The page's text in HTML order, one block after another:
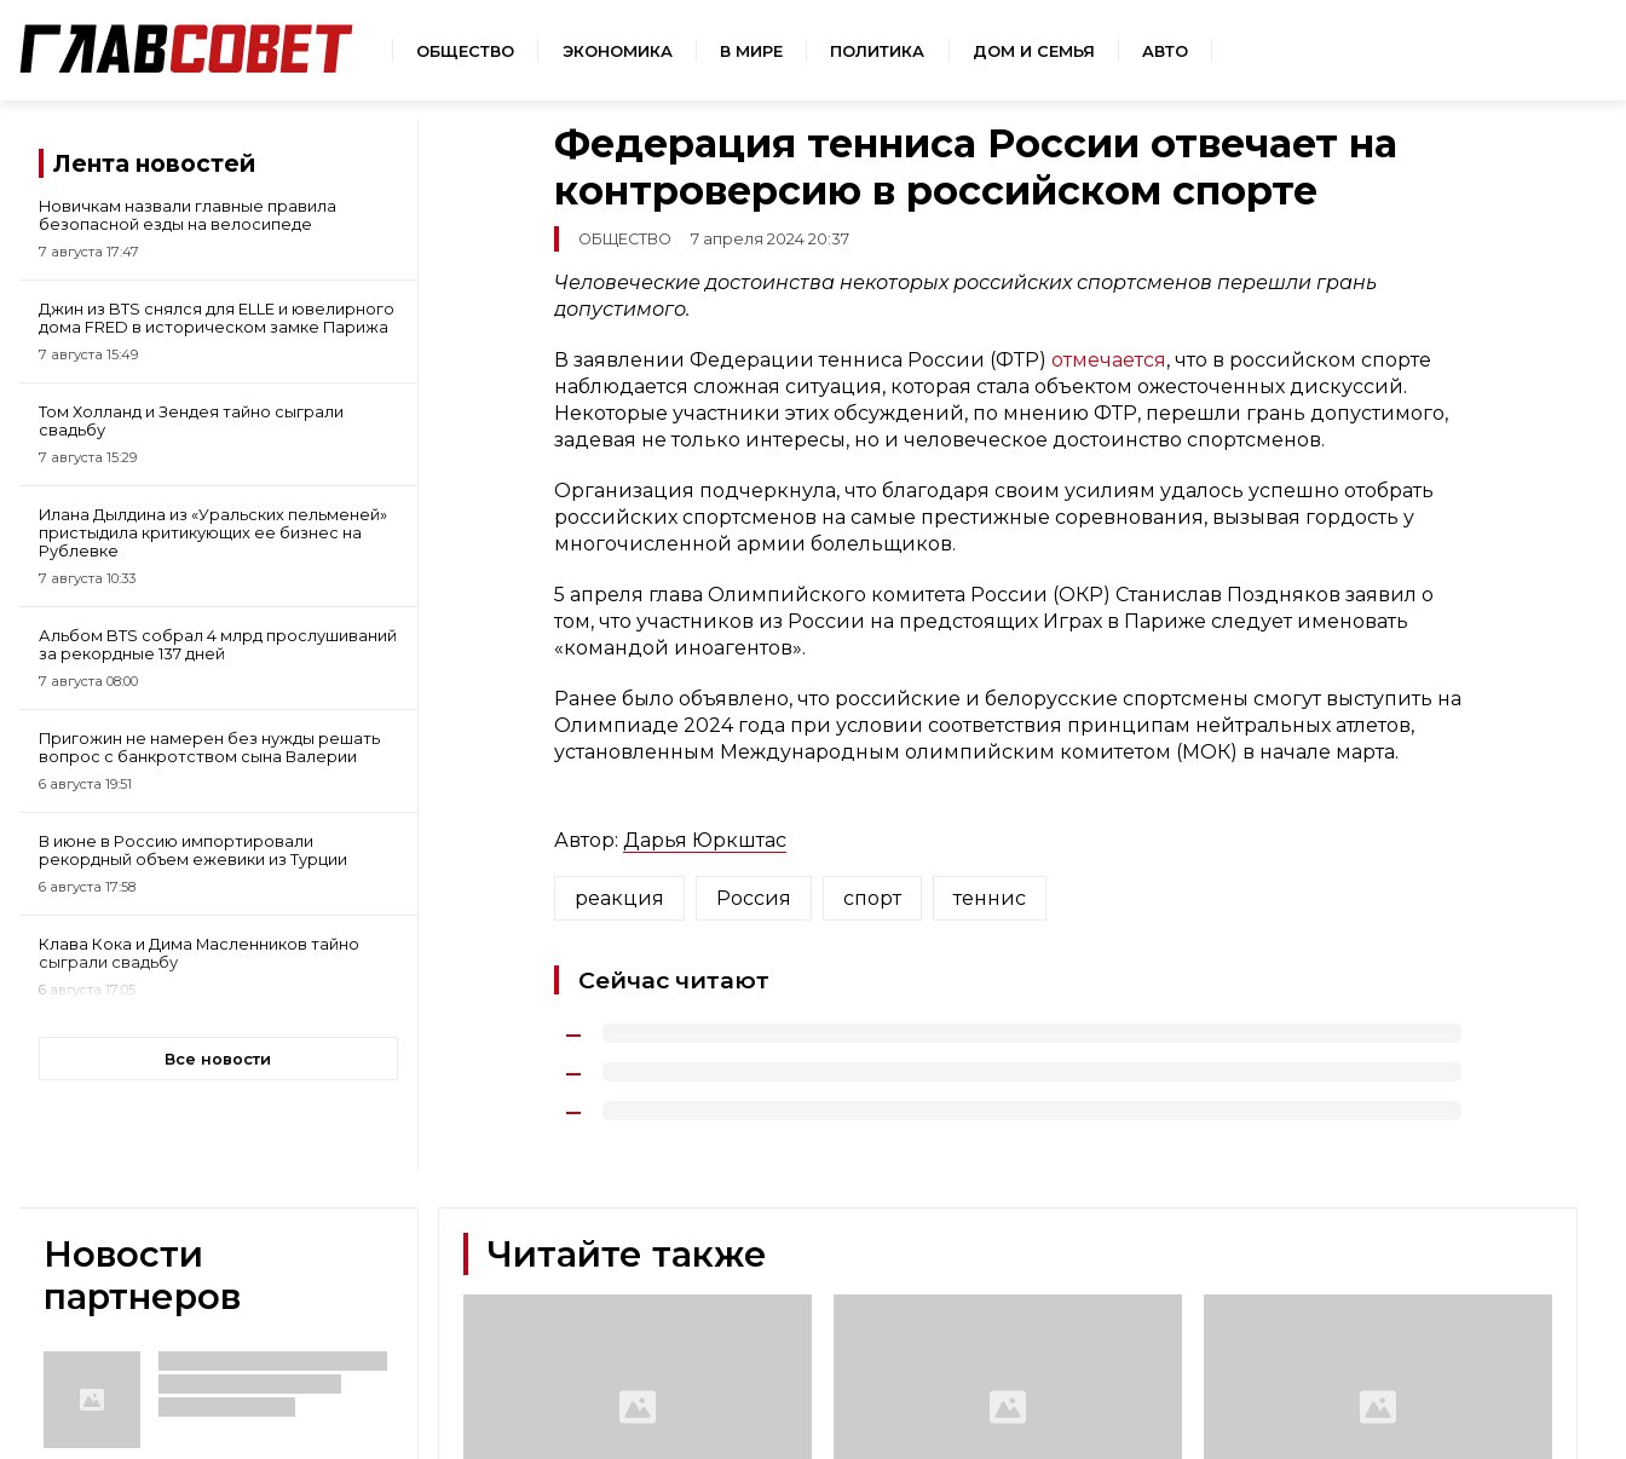
ОБЩЕСТВО ЭКОНОМИКА В МИРЕ ПОЛИТИКА ДОМ И СЕМЬЯ АВТО
Лента новостей
Новичкам назвали главные правила
безопасной езды на велосипеде
7 августа 17:47
Джин из BTS снялся для ELLE и ювелирного
дома FRED в историческом замке Парижа
7 августа 15:49
Том Холланд и Зендея тайно сыграли
свадьбу
7 августа 15:29
Илана Дылдина из «Уральских пельменей»
пристыдила критикующих ее бизнес на
Рублевке
7 августа 10:33
Альбом BTS собрал 4 млрд прослушиваний
за рекордные 137 дней
7 августа 08:00
Пригожин не намерен без нужды решать
вопрос с банкротством сына Валерии
6 августа 19:51
В июне в Россию импортировали
рекордный объем ежевики из Турции
6 августа 17:58
Клава Кока и Дима Масленников тайно
сыграли свадьбу
6 августа 17:05
Все новости
Федерация тенниса России отвечает на
контроверсию в российском спорте
ОБЩЕСТВО 7 апреля 2024 20:37
Человеческие достоинства некоторых российских спортсменов перешли грань
допустимого.
В заявлении Федерации тенниса России (ФТР) отмечается, что в российском спорте
наблюдается сложная ситуация, которая стала объектом ожесточенных дискуссий.
Некоторые участники этих обсуждений, по мнению ФТР, перешли грань допустимого,
задевая не только интересы, но и человеческое достоинство спортсменов.
Организация подчеркнула, что благодаря своим усилиям удалось успешно отобрать
российских спортсменов на самые престижные соревнования, вызывая гордость у
многочисленной армии болельщиков.
5 апреля глава Олимпийского комитета России (ОКР) Станислав Поздняков заявил о
том, что участников из России на предстоящих Играх в Париже следует именовать
«командой иноагентов».
Ранее было объявлено, что российские и белорусские спортсмены смогут выступить на
Олимпиаде 2024 года при условии соответствия принципам нейтральных атлетов,
установленным Международным олимпийским комитетом (МОК) в начале марта.
Автор: Дарья Юркштас
реакция Россия спорт теннис
Сейчас читают
Новости
партнеров
Читайте также